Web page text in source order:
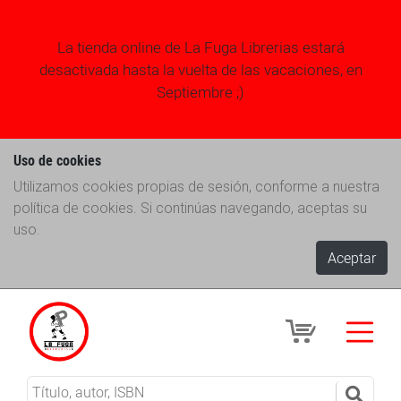
La tienda online de La Fuga Librerias estará
desactivada hasta la vuelta de las vacaciones, en
Septiembre ;)
Uso de cookies
Utilizamos cookies propias de sesión, conforme a nuestra
política de cookies. Si continúas navegando, aceptas su
uso.
Aceptar